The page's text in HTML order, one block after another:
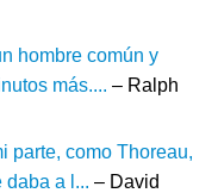
hombre común y
más.... – Ralph
parte, como Thoreau,
daba a l... – David